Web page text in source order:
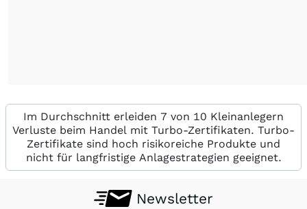
Im Durchschnitt erleiden 7 von 10 Kleinanlegern
Verluste beim Handel mit Turbo-Zertifikaten. Turbo-
Zertifikate sind hoch risikoreiche Produkte und
nicht für langfristige Anlagestrategien geeignet.
Newsletter